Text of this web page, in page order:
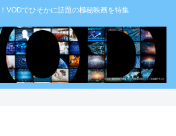
VODでひそかに話題の極秘映画を特集